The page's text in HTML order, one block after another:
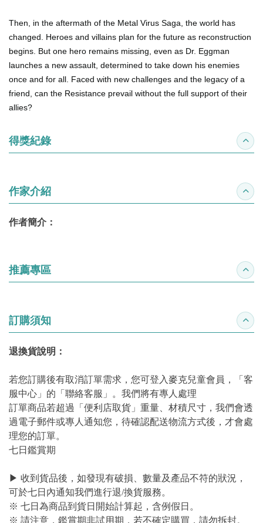
Then, in the aftermath of the Metal Virus Saga, the world has
changed. Heroes and villains plan for the future as reconstruction
begins. But one hero remains missing, even as Dr. Eggman
launches a new assault, determined to take down his enemies
once and for all. Faced with new challenges and the legacy of a
friend, can the Resistance prevail without the full support of their
allies?
得獎紀錄 收合
作家介紹 收合
作者簡介：
推薦專區 收合
訂購須知 收合
退換貨說明：
若您訂購後有取消訂單需求，您可登入麥克兒童會員，「客
服中心」的「聯絡客服」。我們將有專人處理
訂單商品若超過「便利店取貨」重量、材積尺寸，我們會透
過電子郵件或專人通知您，待確認配送物流方式後，才會處
理您的訂單。
七日鑑賞期
▶ 收到貨品後，如發現有破損、數量及產品不符的狀況，
可於七日內通知我們進行退/換貨服務。
※ 七日為商品到貨日開始計算起，含例假日。
※ 請注意，鑑賞期非試用期，若不確定購買，請勿拆封。